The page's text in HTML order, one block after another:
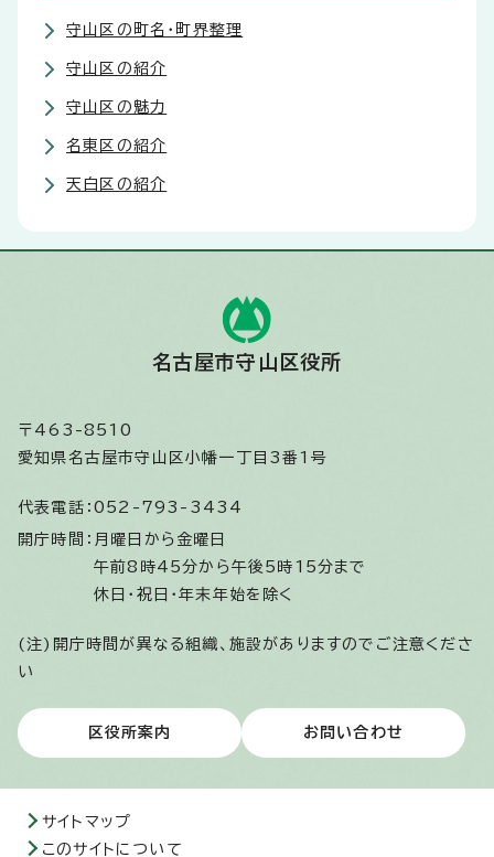
守山区の町名・町界整理
守山区の紹介
守山区の魅力
名東区の紹介
天白区の紹介
名古屋市守山区役所
〒463-8510
愛知県名古屋市守山区小幡一丁目3番1号
代表電話： 052-793-3434
開庁時間： 月曜日から金曜日
午前8時45分から午後5時15分まで
休日・祝日・年末年始を除く
(注)開庁時間が異なる組織、施設がありますのでご注意くださ
い
区役所案内 お問い合わせ
サイトマップ
このサイトについて